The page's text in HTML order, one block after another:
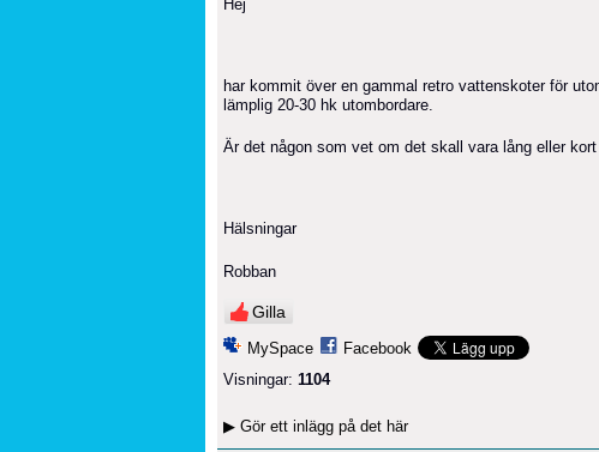
Hej
har kommit över en gammal retro vattenskoter för
lämplig 20-30 hk utombordare.
Är det någon som vet om det skall vara lång eller kort
Hälsningar
Robban
Gilla
MySpace
Facebook
Visningar: 1104
▶ Gör ett inlägg på det här